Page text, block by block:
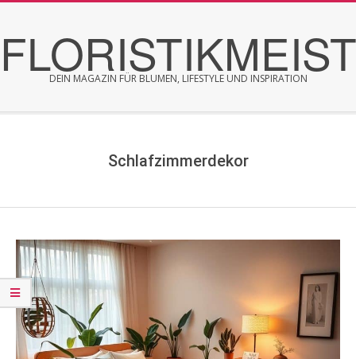
content
DEIN MAGAZIN FÜR BLUMEN, LIFESTYLE UND INSPIRATION
Schlafzimmerdekor